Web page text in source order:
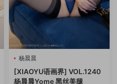
杨晨晨
[XIAOYU语画界] VOL.1240
杨晨晨Yome 黑丝美腿